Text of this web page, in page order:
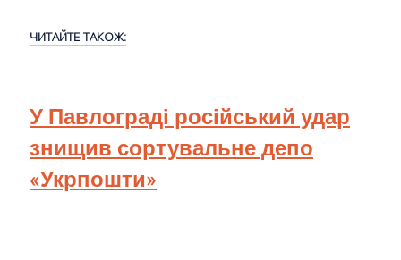
ЧИТАЙТЕ ТАКОЖ:
У Павлограді російський удар
знищив сортувальне депо
«Укрпошти»